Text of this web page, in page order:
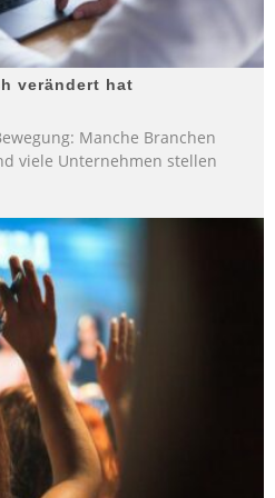
verändert hat
Manche Branchen
viele Unternehmen stellen